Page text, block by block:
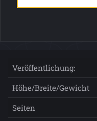
Veröffentlichung:
Höhe/Breite/Gewicht
Seiten